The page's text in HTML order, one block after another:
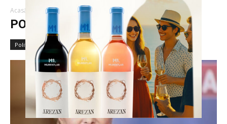
Acasă Politic Pagina 2
POLITIC
Politic international Politic local Politic național